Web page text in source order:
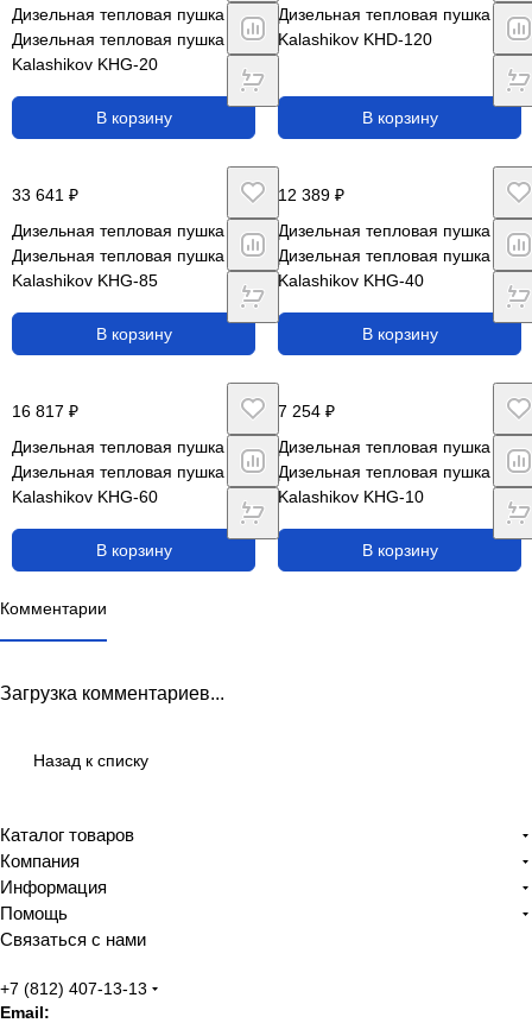
Дизельная тепловая пушка
Дизельная тепловая пушка
Kalashikov KHG-20
В корзину
Дизельная тепловая пушка
Kalashikov KHD-120
В корзину
33 641 ₽
Дизельная тепловая пушка
Дизельная тепловая пушка
Kalashikov KHG-85
В корзину
12 389 ₽
Дизельная тепловая пушка
Дизельная тепловая пушка
Kalashikov KHG-40
В корзину
16 817 ₽
Дизельная тепловая пушка
Дизельная тепловая пушка
Kalashikov KHG-60
В корзину
7 254 ₽
Дизельная тепловая пушка
Дизельная тепловая пушка
Kalashikov KHG-10
В корзину
Комментарии
Загрузка комментариев...
Назад к списку
Каталог товаров
Компания
Информация
Помощь
Связаться с нами
+7 (812) 407-13-13
Email: